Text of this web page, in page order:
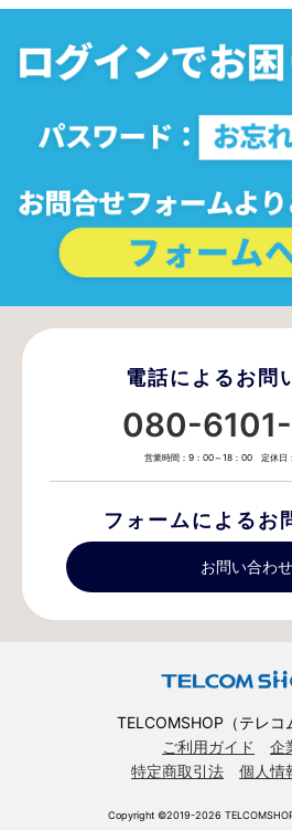
電話によるお問
080-
営業時間：9：00～18：00 定休日
フォームによるお
お問い合わせ
TELCOMSHOP（テレコ
ご利用ガイド
企
特定商取引法
個人情
Copyright ©2019-2026